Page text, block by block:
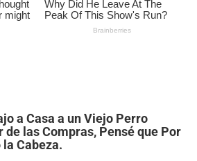
a Casa a un Viejo Perro
de las Compras, Pensé que Por
Cabeza.